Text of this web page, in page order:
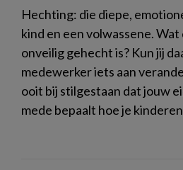
Hechting: die diepe,
kind en een volwassene. Wat
onveilig gehecht is? Kun jij
medewerker iets aan
ooit bij stilgestaan dat jouw
mede bepaalt hoe je